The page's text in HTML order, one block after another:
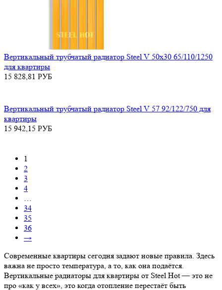
Вертикальный трубчатый радиатор Steel V 50х30 65/110/1250
для квартиры
15 828,81 РУБ
Вертикальный трубчатый радиатор Steel V 57 92/122/750 для
квартиры
15 942,15 РУБ
1
2
3
4
…
34
35
36
→
Современные квартиры сегодня задают новые правила. Здесь
важна не просто температура, а то, как она подаётся.
Вертикальные радиаторы для квартиры от Steel Hot — это не
про «как у всех», это когда отопление перестаёт быть